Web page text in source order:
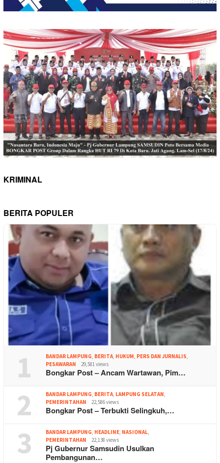
KRIMINAL
BERITA POPULER
1 BANDAR LAMPUNG BERITA HUKUM PERS DAN JURNALIS
PESAWARAN
29,581 views
Bongkar Post – Ancam Wartawan, Pim…
2 BANDAR LAMPUNG BERITA LAMPUNG SELATAN
PEMERINTAHAN
22,586 views
Bongkar Post – Terbukti Selingkuh,…
3 BANDAR LAMPUNG HEADLINE NASIONAL
PEMERINTAHAN
22,138 views
Pj Gubernur Samsudin Usulkan
Pembangunan…